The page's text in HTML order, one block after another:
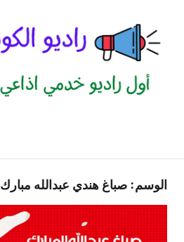
المحتوى
الكويت
للاعلانات
الوسم: صباغ هندي عبدالله مبارك